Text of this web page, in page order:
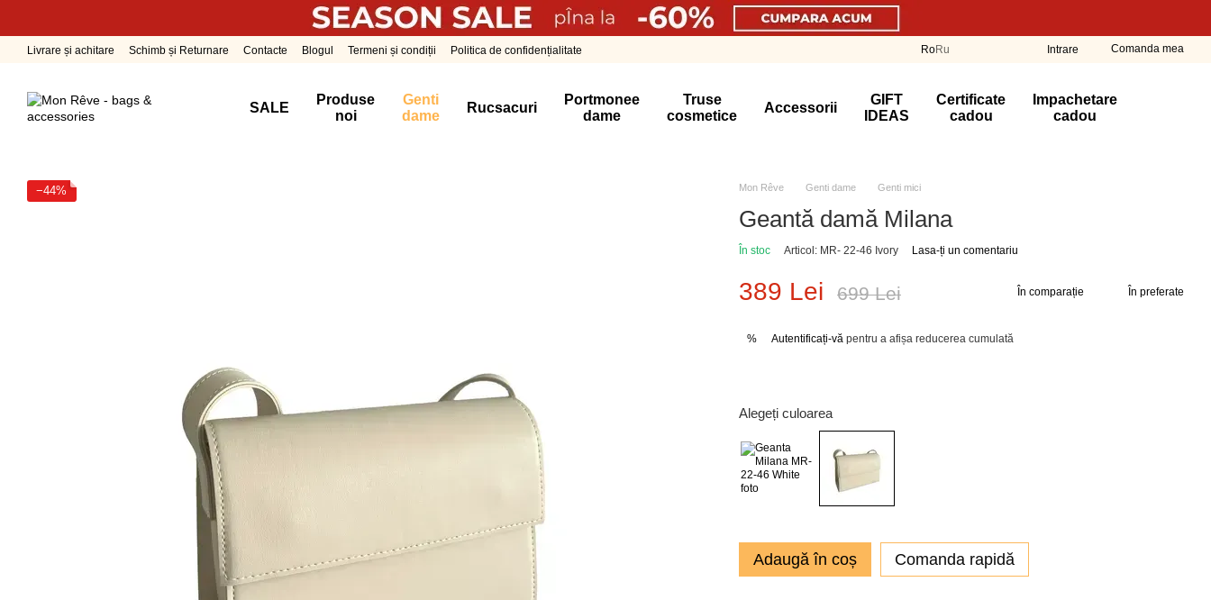
Livrare și achitare Schimb și Returnare Contacte Blogul Termeni și condiții Politica de confidențialitate RoRu Intrare Comanda mea
SALE
Produse
noi
Genti
dame
Rucsacuri
Portmonee
dame
Truse
cosmetice
Accessorii
GIFT
IDEAS
Certificate
cadou
Impachetare
cadou
−44% Mon Rêve Genti dame Genti miсi
Geantă damă Milana
În stoc Articol: MR- 22-46 Ivory Lasa-ți un comentariu
389 Lei 699 Lei În comparație În preferate
% Autentificați-văpentru a afișa reducerea cumulată
Alegeți culoarea
Adaugă în coș Comanda rapidă